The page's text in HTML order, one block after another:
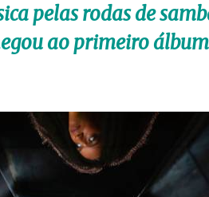
pelas rodas de
ao primeiro